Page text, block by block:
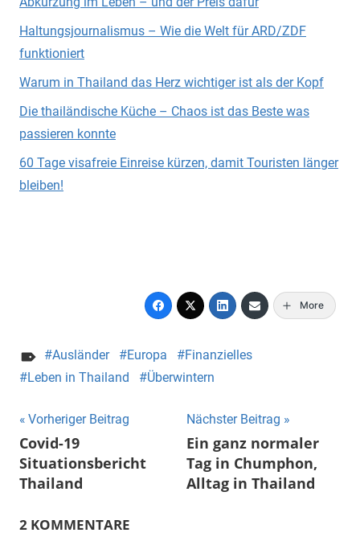
Haltungsjournalismus – Wie die Welt für ARD/ZDF
funktioniert
Warum in Thailand das Herz wichtiger ist als der Kopf
Die thailändische Küche – Chaos ist das Beste was
passieren konnte
60 Tage visafreie Einreise kürzen, damit Touristen länger
bleiben!
More
Ausländer Europa
Finanzielles
Leben in Thailand
Überwintern
Beitragsnavigation
Vorheriger Beitrag
Covid-19
Situationsbericht
Thailand
Nächster Beitrag
Ein ganz normaler
Tag in Chumphon,
Alltag in Thailand
2 KOMMENTARE